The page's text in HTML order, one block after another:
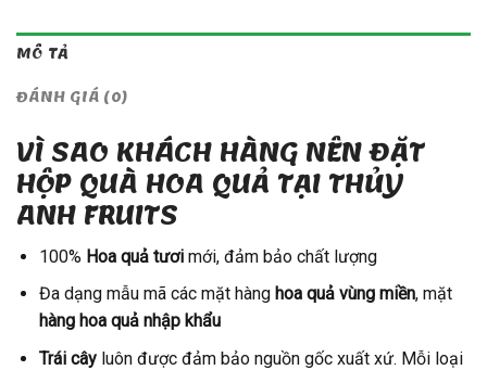
MÔ TẢ
ĐÁNH GIÁ (0)
VÌ SAO KHÁCH HÀNG NÊN ĐẶT
HỘP QUÀ HOA QUẢ TẠI THỦY
ANH FRUITS
100% Hoa quả tươimới, đảm bảo chất lượng
Đa dạng mẫu mã các mặt hàng hoa quả vùng miền, mặt
hàng hoa quả nhập khẩu
Trái câyluôn được đảm bảo nguồn gốc xuất xứ. Mỗi loại